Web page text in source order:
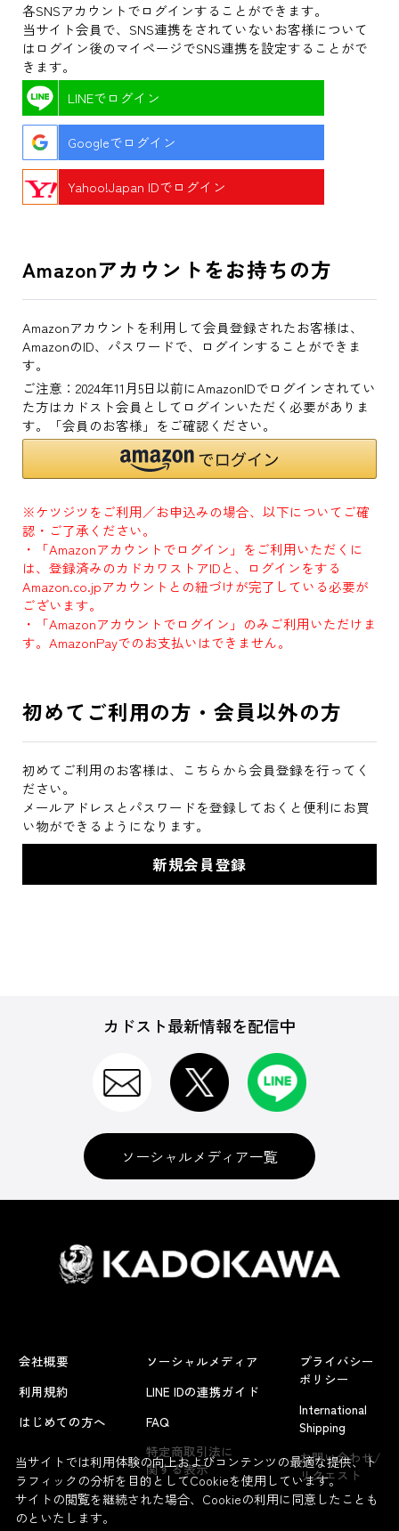
各SNSアカウントでログインすることができます。
当サイト会員で、SNS連携をされていないお客様について
はログイン後のマイページでSNS連携を設定することがで
きます。
LINEでログイン
Googleでログイン
Yahoo!Japan IDでログイン
Amazonアカウントをお持ちの方
Amazonアカウントを利用して会員登録されたお客様は、
AmazonのID、パスワードで、ログインすることができま
す。
ご注意：2024年11月5日以前にAmazonIDでログインされてい
た方はカドスト会員としてログインいただく必要がありま
す。「会員のお客様」をご確認ください。
※ケツジツをご利用／お申込みの場合、以下についてご確
認・ご了承ください。
・「Amazonアカウントでログイン」をご利用いただくに
は、登録済みのカドカワストアIDと、ログインをする
Amazon.co.jpアカウントとの紐づけが完了している必要が
ございます。
・「Amazonアカウントでログイン」のみご利用いただけま
す。AmazonPayでのお支払いはできません。
初めてご利用の方・会員以外の方
初めてご利用のお客様は、こちらから会員登録を行ってく
ださい。
メールアドレスとパスワードを登録しておくと便利にお買
い物ができるようになります。
カドスト最新情報を配信中
ソーシャルメディア一覧
会社概要
利用規約
はじめての方へ
ソーシャルメディア
LINE IDの連携ガイド
FAQ
特定商取引法に
関する表示
プライバシー
ポリシー
International
Shipping
お問い合わせ/
リクエスト
当サイトでは利用体験の向上およびコンテンツの最適な提供、ト
ラフィックの分析を目的としてCookieを使用しています。
サイトの閲覧を継続された場合、Cookieの利用に同意したことも
のといたします。